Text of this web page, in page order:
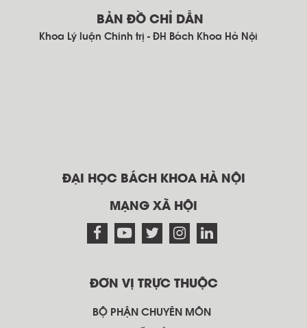
BẢN ĐỒ CHỈ DẪN
Khoa Lý luận Chính trị - ĐH Bách Khoa Hà Nội
ĐẠI HỌC BÁCH KHOA HÀ NỘI
MẠNG XÃ HỘI
ĐƠN VỊ TRỰC THUỘC
BỘ PHẬN CHUYÊN MÔN